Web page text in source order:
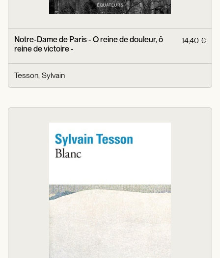
Notre-Dame de Paris - O reine de douleur, ô
reine de victoire -
14,40 €
Tesson, Sylvain